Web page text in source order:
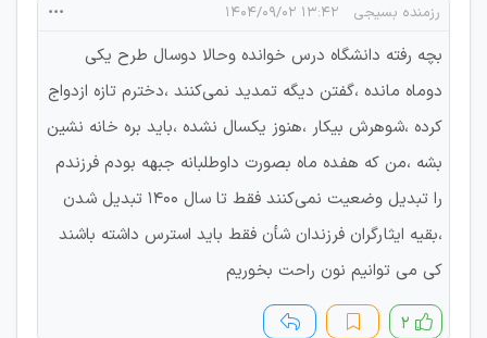
رزمنده بسیجی ۱۳:۴۲ ۱۴۰۴/۰۹/۰۲
بچه رفته دانشگاه درس خوانده وحالا دوسال طرح یکی
دوماه مانده ،گفتن دیگه تمدید نمی‌کنند ،دخترم تازه ازدواج
کرده ،شوهرش بیکار ،هنوز یکسال نشده ،باید بره خانه نشین
بشه ،من که هفده ماه بصورت داوطلبانه جبهه بودم فرزندم
را تبدیل وضعیت نمی‌کنند فقط تا سال ۱۴۰۰ تبدیل شدن
،بقیه ایثارگران فرزندان شأن فقط باید استرس داشته باشند
کی می توانیم نون راحت بخوریم
۲